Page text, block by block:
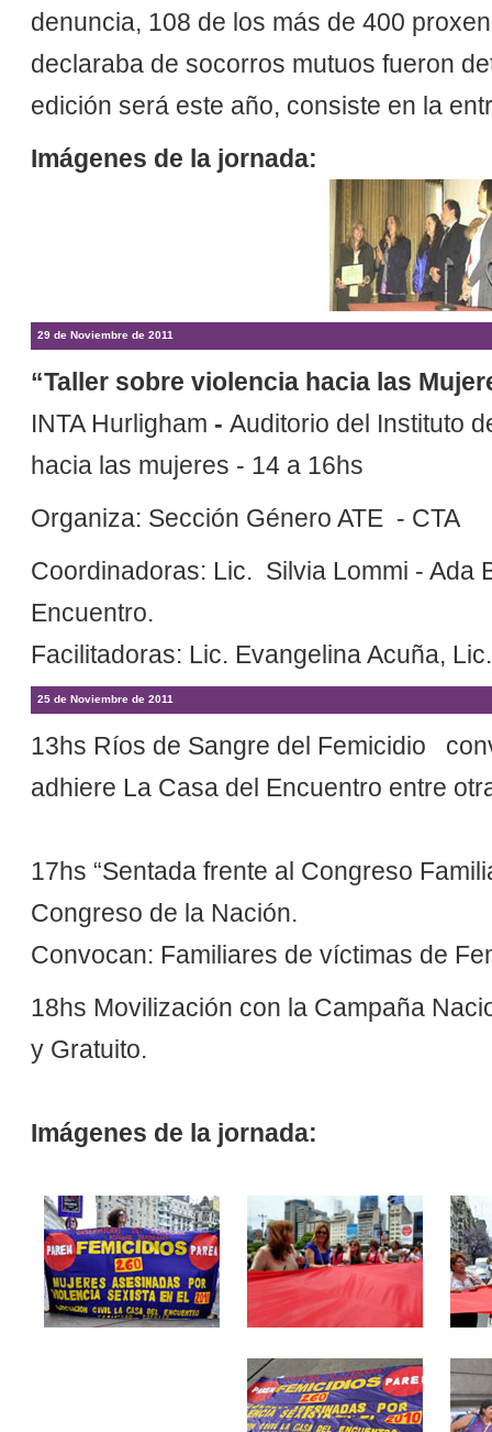
denuncia, 108 de los más de 400
declaraba de socorros mutuos fueron
edición será este año, consiste en la
Imágenes de la jornada:
29 de Noviembre de 2011
“Taller sobre violencia hacia las
INTA Hurligham - Auditorio del Instituto
hacia las mujeres - 14 a 16hs
Organiza: Sección Género ATE - CTA
Coordinadoras: Lic. Silvia Lommi - Ada
Encuentro.
Facilitadoras: Lic. Evangelina Acuña,
25 de Noviembre de 2011
13hs Ríos de Sangre del Femicidio
adhiere La Casa del Encuentro entre
17hs “Sentada frente al Congreso
Congreso de la Nación.
Convocan: Familiares de víctimas de
18hs Movilización con la Campaña
y Gratuito.
Imágenes de la jornada: